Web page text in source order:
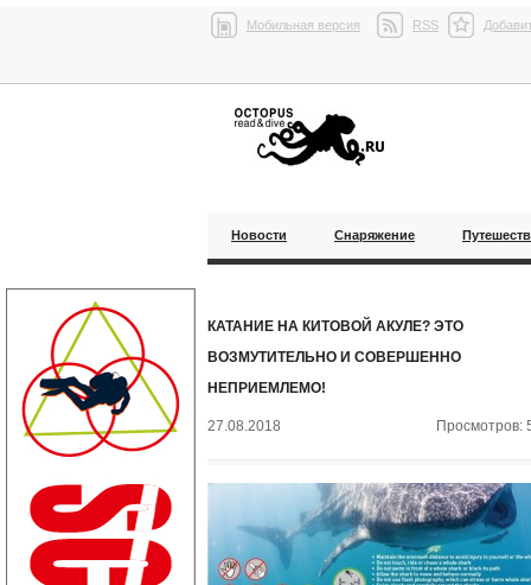
Мобильная версия RSS
Новости Снаряжение
КАТАНИЕ НА КИТОВОЙ АКУЛЕ? ЭТО
ВОЗМУТИТЕЛЬНО И СОВЕРШЕННО
НЕПРИЕМЛЕМО!
27.08.2018 Просмотров: